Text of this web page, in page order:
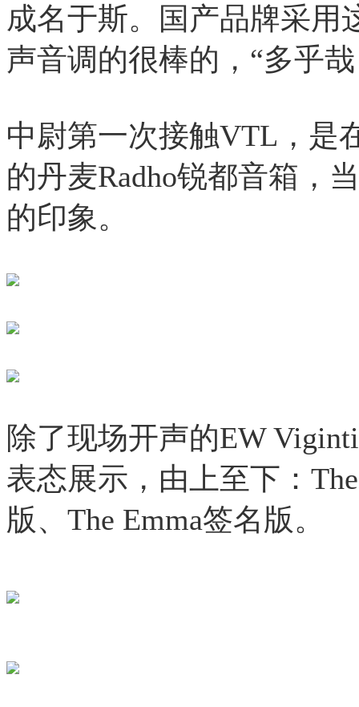
成名于斯。国产品牌采用
声音调的很棒的，“多乎
中尉第一次接触VTL，是
的丹麦Radho锐都音箱，
的印象。
除了现场开声的EW
表态展示，由上至下：
版、The Emma签名版。